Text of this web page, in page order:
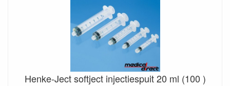
Henke-Ject softject injectiespuit 20 ml (100 )